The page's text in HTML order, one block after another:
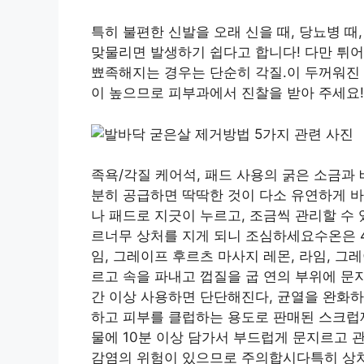
특히 불편한 신발을 오래 신을 때, 당뇨병
맞물리면 발생하기 쉽다고 합니다! 다만 튀
뾰족해지는 경우는 단순히 각질.이 두꺼워
이 높으므로 피부과에서 진찰을 받아 주세
족욕/각질 케어석, 패드 사용의 굵은 소금과
분히 공급하면 딱딱한 것이 다소 유연하게
나 패드로 지긋이 누르고, 조금씩 관리할 수
르너무 상처를 지게 되니 조심하세요수온
임, 그레이프 후르츠 마사지 레몬, 라임, 그
르고 속을 파내고 껍질을 굽 연의 부위에 문
간 이상 사용하면 단단해진다, 균열을 완화
하고 피부를 클럽하는 용도로 판매된 스크
물에 10분 이상 담가서 부드럽게 문지르고
감염의 위험이 있으므로 주의합시다특히